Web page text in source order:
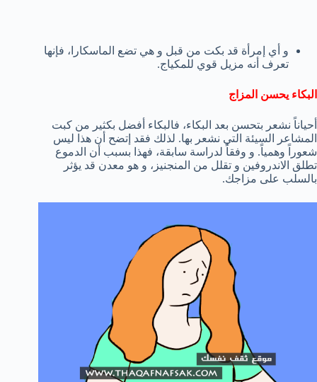
و أي إمرأة قد بكت من قبل و هي تضع الماسكارا، فإنها
تعرف أنه مزيل قوي للمكياج.
البكاء يحسن المزاج
أحياناً نشعر بتحسن بعد البكاء، فالبكاء أفضل بكثير من كبت
المشاعر السيئة التي نشعر بها. لذلك فقد إتضح أن هذا ليس
شعوراً وهمياً. و وفقاً لدراسة سابقة، فهذا بسبب أن الدموع
تطلق الاندروفين و تقلل من المنجنيز، و هو معدن قد يؤثر
بالسلب على مزاجك.